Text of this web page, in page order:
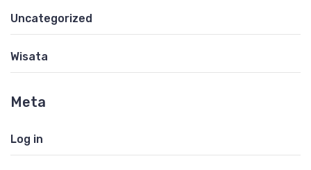
Uncategorized
Wisata
Meta
Log in